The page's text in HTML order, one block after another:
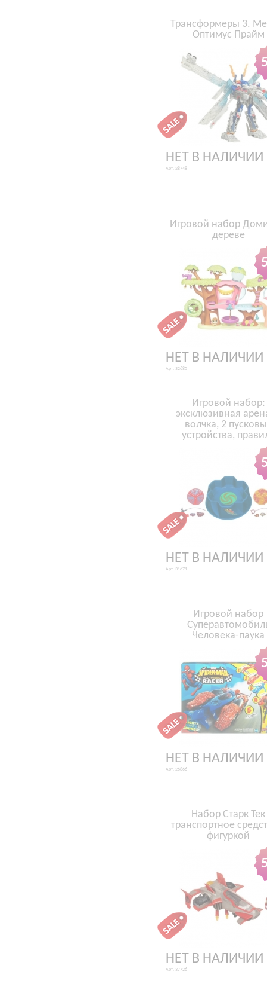
Трансформеры 3.
Оптимус Прайм
НЕТ В НАЛИЧИИ
Арт. 28748
Игровой набор
дереве
НЕТ В НАЛИЧИИ
Арт. 32685
Игровой набор:
эксклюзивная
волчка, 2
устройства,
НЕТ В НАЛИЧИИ
Арт. 31671
Игровой набор
Человека-паука
НЕТ В НАЛИЧИИ
Арт. 26866
Набор Старк Тек
транспортное
фигуркой
НЕТ В НАЛИЧИИ
Арт. 37726